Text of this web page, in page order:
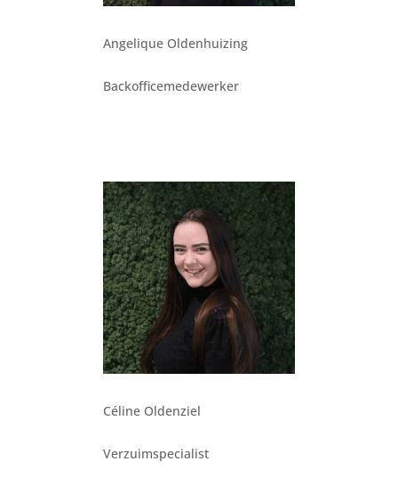
Angelique Oldenhuizing
Backofficemedewerker
Céline Oldenziel
Verzuimspecialist